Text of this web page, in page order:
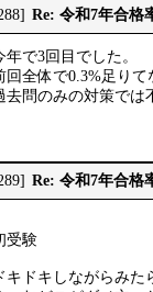
Re: 令和7年合格
年で3回目でした。
回全体で0.3%足り
去問のみの対策では
Re: 令和7年合格
受験
キドキしながらみた